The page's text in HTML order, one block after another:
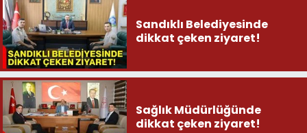
Sandıklı Belediyesinde
dikkat çeken ziyaret!
Sağlık Müdürlüğünde
dikkat çeken ziyaret!